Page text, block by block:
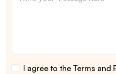
I agree to the Terms and